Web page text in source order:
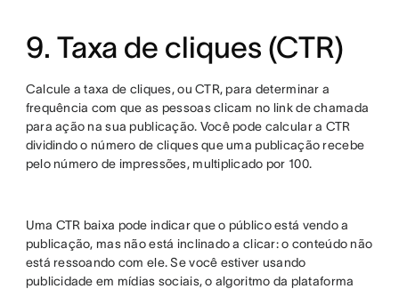
9. Taxa de cliques (CTR)
Calcule a taxa de cliques, ou CTR, para determinar a
frequência com que as pessoas clicam no link de chamada
para ação na sua publicação. Você pode calcular a CTR
dividindo o número de cliques que uma publicação recebe
pelo número de impressões, multiplicado por 100.
Uma CTR baixa pode indicar que o público está vendo a
publicação, mas não está inclinado a clicar: o conteúdo não
está ressoando com ele. Se você estiver usando
publicidade em mídias sociais, o algoritmo da plataforma